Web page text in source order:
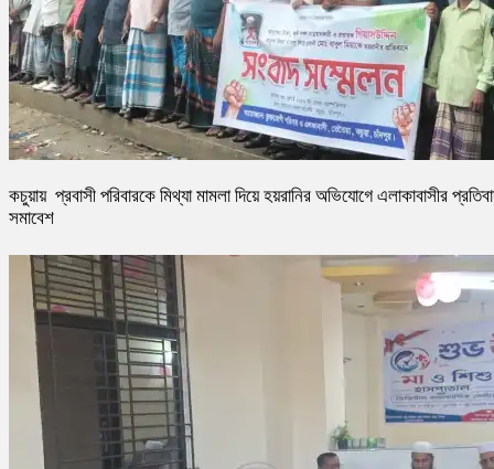
কচুয়ায় প্রবাসী পরিবারকে মিথ্যা মামলা দিয়ে হয়রানির অভিযোগে এলাকাবাসীর
সমাবেশ